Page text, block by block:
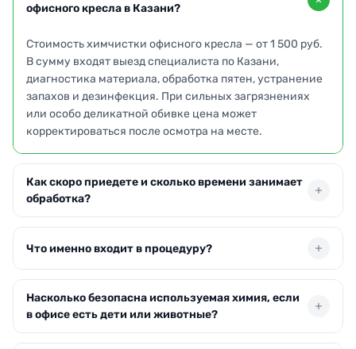
офисного кресла в Казани?
Стоимость химчистки офисного кресла — от 1 500 руб.
В сумму входят выезд специалиста по Казани,
диагностика материала, обработка пятен, устранение
запахов и дезинфекция. При сильных загрязнениях
или особо деликатной обивке цена может
корректироваться после осмотра на месте.
Как скоро приедете и сколько времени занимает
обработка?
Казани возможен выезд в день обращения при
наличии свободных бригад. Сама чистка длится 30–60
как только обивка высохнет.
Что именно входит в процедуру?
спинку, подлокотники, подголовник. Удаляем пыль,
жировые наслоения, пятна от кофе, чернил. Финишный
этап — нанесение защитного состава, который
Насколько безопасна используемая химия, если
в офисе есть дети или животные?